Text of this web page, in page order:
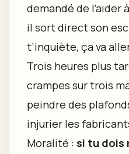
demandé de l’aider
il sort direct son
t’inquiète, ça va
Trois heures plus
crampes sur trois
peindre des
injurier les
Moralité : si tu dois